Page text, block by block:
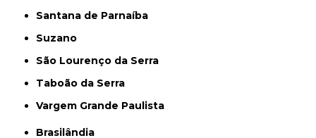
Santana de Parnaíba
Suzano
São Lourenço da Serra
Taboão da Serra
Vargem Grande Paulista
Brasilândia